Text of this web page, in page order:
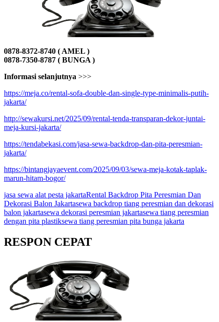
0878-8372-8740 ( AMEL )
0878-7350-8787 ( BUNGA )
Informasi selanjutnya >>>
https://meja.co/rental-sofa-double-dan-single-type-minimalis-putih-
jakarta/
http://sewakursi.net/2025/09/rental-tenda-transparan-dekor-juntai-
meja-kursi-jakarta/
https://tendabekasi.com/jasa-sewa-backdrop-dan-pita-peresmian-
jakarta/
https://bintangjayaevent.com/2025/09/03/sewa-meja-kotak-taplak-
marun-hitam-bogor/
jasa sewa alat pesta jakartaRental Backdrop Pita Peresmian Dan
Dekorasi Balon Jakartasewa backdrop tiang peresmian dan dekorasi
balon jakartasewa dekorasi peresmian jakartasewa tiang peresmian
dengan pita plastiksewa tiang peresmian pita bunga jakarta
RESPON CEPAT